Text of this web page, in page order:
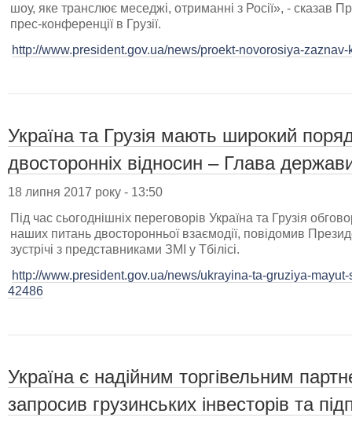
шоу, яке транслює меседжі, отриманні з Росії», - сказав
прес-конференції в Грузії.
http://www.president.gov.ua/news/proekt-novorosiya-
Україна та Грузія мають широкий
двосторонніх відносин – Глава
18 липня 2017 року - 13:50
Під час сьогоднішніх переговорів Україна та Грузія
наших питань двосторонньої взаємодії, повідомив
зустрічі з представниками ЗМІ у Тбілісі.
http://www.president.gov.ua/news/ukrayina-ta-gruziya-
42486
Україна є надійним торгівельним
запросив грузинських інвесторів та